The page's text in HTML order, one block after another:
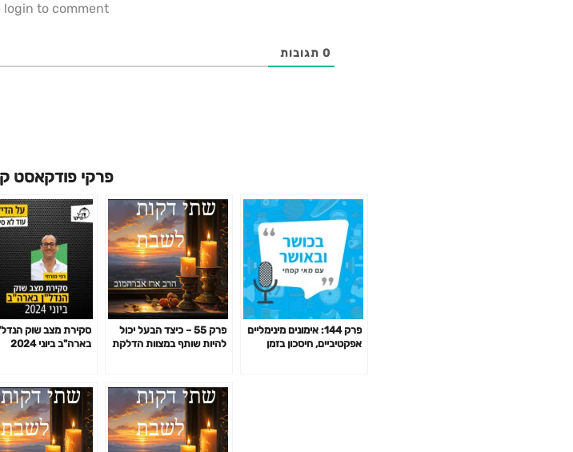
login to comment
0 תגובות
פרקי פודקאסט
פרק 144: אימונים מינימליים
אפקטיביים, חיסכון בזמן
פרק 55 – כיצד הבעל יכול
להיות שותף במצוות הדלקת
סקירת מצב שוק
בארה"ב ביוני 2024